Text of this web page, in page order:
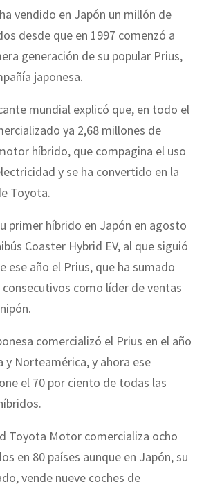
vendido en Japón un millón de
desde que en 1997 comenzó a
generación de su popular Prius,
japonesa.
mundial explicó que, en todo el
ya 2,68 millones de
híbrido, que compagina el uso
y se ha convertido en la
Toyota.
primer híbrido en Japón en agosto
Coaster Hybrid EV, al que siguió
ese año el Prius, que ha sumado
como líder de ventas
comercializó el Prius en el año
y Norteamérica, y ahora ese
el 70 por ciento de todas las
Toyota Motor comercializa ocho
en 80 países aunque en Japón, su
vende nueve coches de